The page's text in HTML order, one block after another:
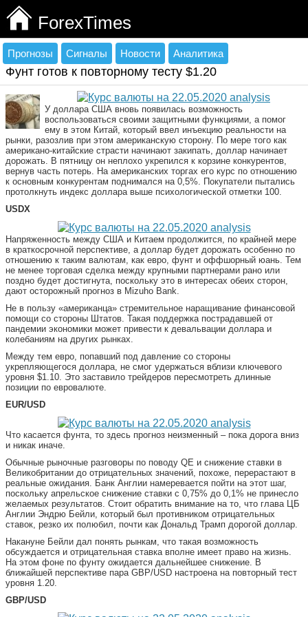
ForexTimes
Прогнозы Сигналы Новости Аналитика
Фунт готов к повторному тесту $1.20
У доллара США вновь появилась возможность
воспользоваться своими защитными функциями, а помог
ему в этом Китай, который ввел инъекцию реальности на
рынки, разозлив при этом американскую сторону. По мере того как
американо-китайские страсти начинают закипать, доллар начинает
дорожать. В пятницу он неплохо укрепился к корзине конкурентов,
вернув часть потерь. На американских торгах его курс по отношению
к основным конкурентам поднимался на 0,5%. Покупатели пытались
протолкнуть индекс доллара выше психологической отметки 100.
USDХ
Напряженность между США и Китаем продолжится, по крайней мере
в краткосрочной перспективе, а доллар будет дорожать особенно по
отношению к таким валютам, как евро, фунт и оффшорный юань. Тем
не менее торговая сделка между крупными партнерами рано или
поздно будет достигнута, поскольку это в интересах обеих сторон,
дают осторожный прогноз в Mizuho Bank.
Не в пользу «американца» стремительное наращивание финансовой
помощи со стороны Штатов. Такая поддержка пострадавшей от
пандемии экономики может привести к девальвации доллара и
колебаниям на других рынках.
Между тем евро, попавший под давление со стороны
укрепляющегося доллара, не смог удержаться вблизи ключевого
уровня $1.10. Это заставило трейдеров пересмотреть длинные
позиции по евровалюте.
EUR/USD
Что касается фунта, то здесь прогноз неизменный – пока дорога вниз
и никак иначе.
Обычные рыночные разговоры по поводу QE и снижение ставки в
Великобритании до отрицательных значений, похоже, перерастают в
реальные ожидания. Банк Англии намеревается пойти на этот шаг,
поскольку апрельское снижение ставки с 0,75% до 0,1% не принесло
желаемых результатов. Стоит обратить внимание на то, что глава ЦБ
Англии Эндрю Бейли, который был противником отрицательных
ставок, резко их полюбил, почти как Дональд Трамп дорогой доллар.
Накануне Бейли дал понять рынкам, что такая возможность
обсуждается и отрицательная ставка вполне имеет право на жизнь.
На этом фоне по фунту ожидается дальнейшее снижение. В
ближайшей перспективе пара GBP/USD настроена на повторный тест
уровня 1.20.
GBP/USD